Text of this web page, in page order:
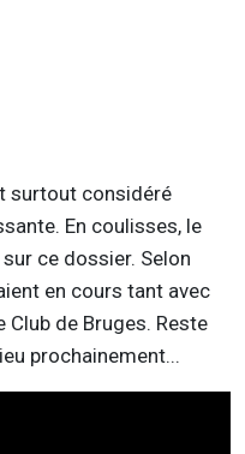
surtout considéré
En coulisses, le
ce dossier. Selon
en cours tant avec
de Bruges. Reste
prochainement...